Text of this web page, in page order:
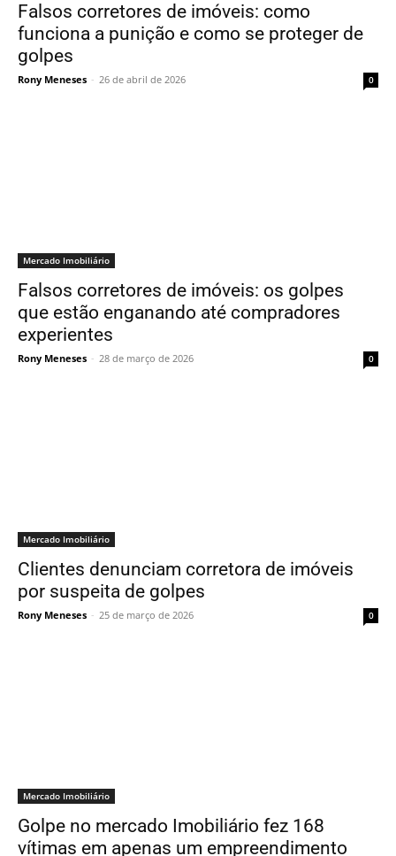
Falsos corretores de imóveis: como
funciona a punição e como se proteger de
golpes
Rony Meneses - 26 de abril de 2026 0
Mercado Imobiliário
Falsos corretores de imóveis: os golpes
que estão enganando até compradores
experientes
Rony Meneses - 28 de março de 2026 0
Mercado Imobiliário
Clientes denunciam corretora de imóveis
por suspeita de golpes
Rony Meneses - 25 de março de 2026 0
Mercado Imobiliário
Golpe no mercado Imobiliário fez 168
vítimas em apenas um empreendimento